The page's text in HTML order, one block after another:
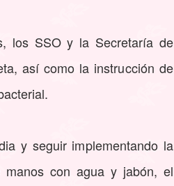
los SSO y la Secretaría de
así como la instrucción de
y seguir implementando la
con agua y jabón, el